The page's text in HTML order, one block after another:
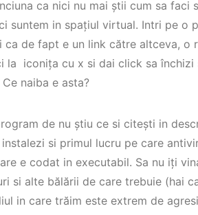
ca nici nu mai știi cum sa faci
suntem in spațiul virtual. Intri pe o
ca de fapt e un link către altceva, o
la iconița cu x si dai click sa
naiba e asta?
de nu știu ce si citești in
si primul lucru pe care
e codat in executabil. Sa nu iți
si alte bălării de care trebuie (hai
in care trăim este extrem de